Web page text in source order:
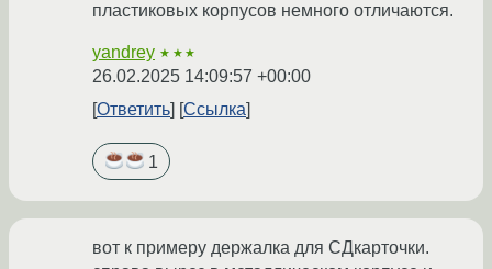
пластиковых корпусов немного отличаются.
yandrey ★★★
26.02.2025 14:09:57 +00:00
Ответить
Ссылка
1
вот к примеру держалка для СДкарточки.